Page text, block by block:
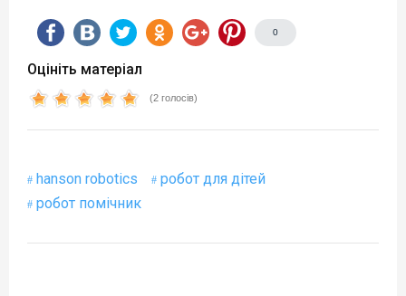
0
Оцініть матеріал
(2 голосів)
hanson robotics
робот для дітей
робот помічник